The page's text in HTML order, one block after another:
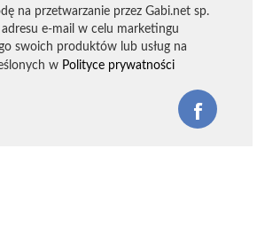
na przetwarzanie przez Gabi.net sp.
e-mail w celu marketingu
swoich produktów lub usług na
w Polityce prywatności